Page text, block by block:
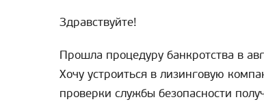
Здравствуйте!
Прошла процедуру банкротства в
Хочу устроиться в лизинговую
проверки службы безопасности